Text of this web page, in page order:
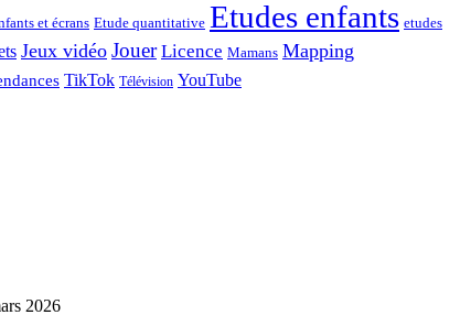
et écrans Etude quantitative Etudes enfants etudes
Jeux vidéo Jouer Licence Mamans Mapping
TikTok Télévision YouTube
2026